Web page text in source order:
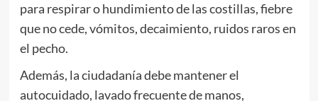
para respirar o hundimiento de las costillas, fiebre
que no cede, vómitos, decaimiento, ruidos raros en
el pecho.
Además, la ciudadanía debe mantener el
autocuidado, lavado frecuente de manos,